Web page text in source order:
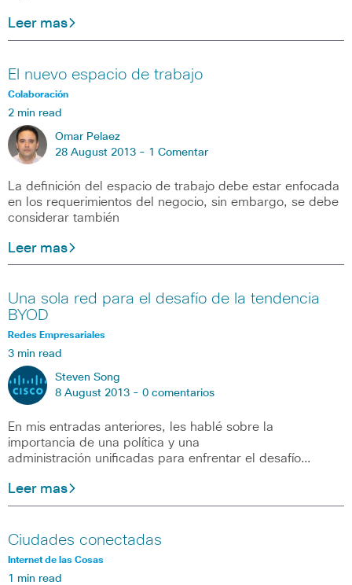
Leer mas
El nuevo espacio de trabajo
Colaboración
2 min read
Omar Pelaez
28 August 2013 - 1 Comentar
La definición del espacio de trabajo debe estar enfocada
en los requerimientos del negocio, sin embargo, se debe
considerar también
Leer mas
Una sola red para el desafío de la tendencia
BYOD
Redes Empresariales
3 min read
Steven Song
8 August 2013 - 0 comentarios
En mis entradas anteriores, les hablé sobre la
importancia de una política y una
administración unificadas para enfrentar el desafío…
Leer mas
Ciudades conectadas
Internet de las Cosas
1 min read